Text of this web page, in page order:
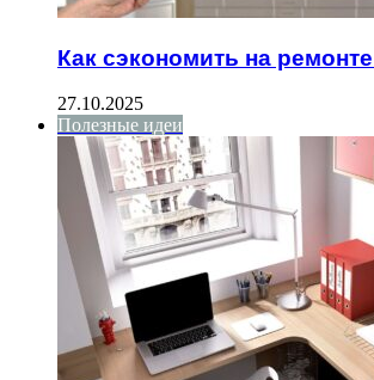
Как сэкономить на
27.10.2025
Полезные идеи